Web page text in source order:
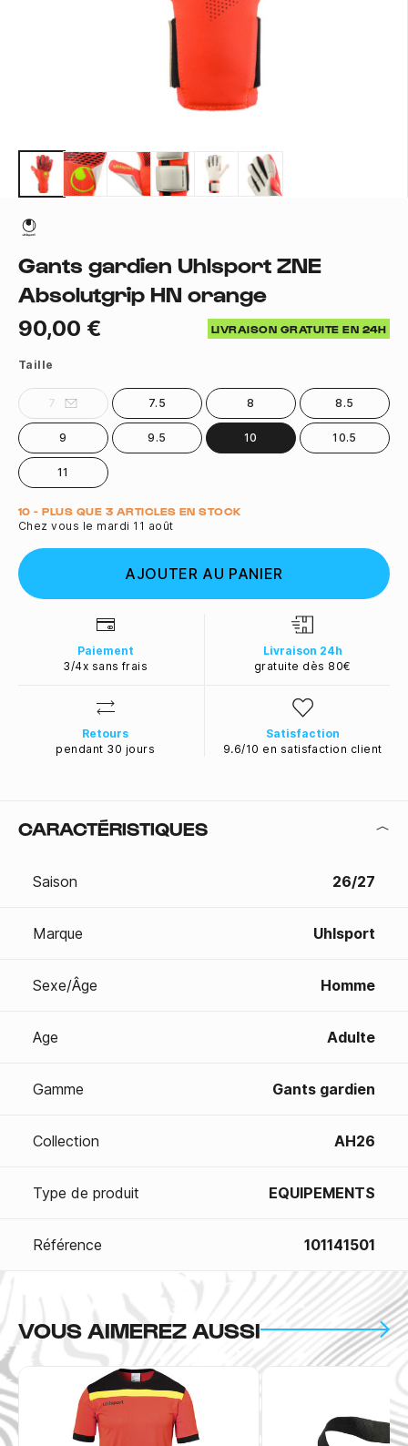
Gants gardien Uhlsport ZNE
Absolutgrip HN orange
90,00 € LIVRAISON GRATUITE EN 24H
Taille
7 7.5 8 8.5
9 9.5 10 10.5
11
Quantité
10 - PLUS QUE 3 ARTICLES EN STOCK
Chez vous le mardi 11 août
AJOUTER AU PANIER
Paiement
3/4x sans frais
Livraison 24h
gratuite dès 80€
Retours
pendant 30 jours
Satisfaction
9.6/10 en satisfaction client
CARACTÉRISTIQUES
Saison 26/27
Marque Uhlsport
Sexe/Âge Homme
Age Adulte
Gamme Gants gardien
Collection AH26
Type de produit EQUIPEMENTS
Référence 101141501
VOUS AIMEREZ AUSSI